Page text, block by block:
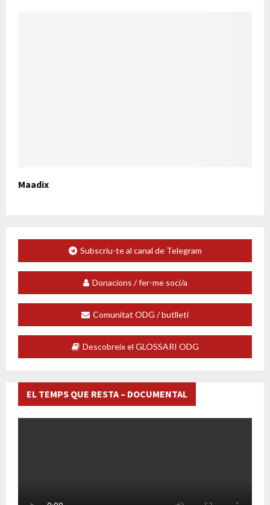
Maadix
Subscriu-te al canal de Telegram
Donacions / fer-me soci/a
Comunitat ODG / butlletí
Descobreix el GLOSSARI ODG
EL TEMPS QUE RESTA – DOCUMENTAL